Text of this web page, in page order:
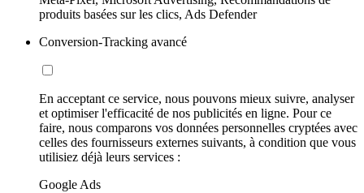
produits basées sur les clics, Ads Defender
Conversion-Tracking avancé
En acceptant ce service, nous pouvons mieux suivre, analyser
et optimiser l'efficacité de nos publicités en ligne. Pour ce
faire, nous comparons vos données personnelles cryptées avec
celles des fournisseurs externes suivants, à condition que vous
utilisiez déjà leurs services :
Google Ads